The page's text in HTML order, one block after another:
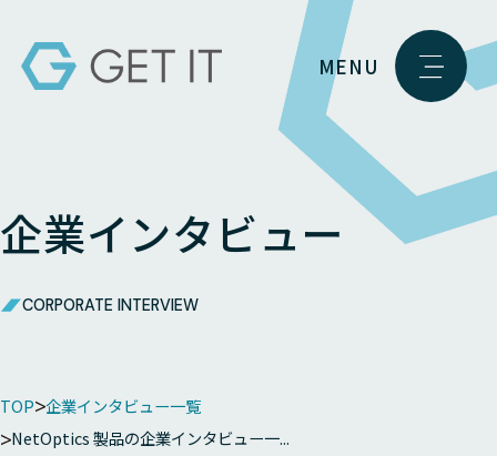
MENU
企業インタビュー
CORPORATE INTERVIEW
TOP 企業インタビュー一覧
NetOptics 製品の企業インタビュー一...